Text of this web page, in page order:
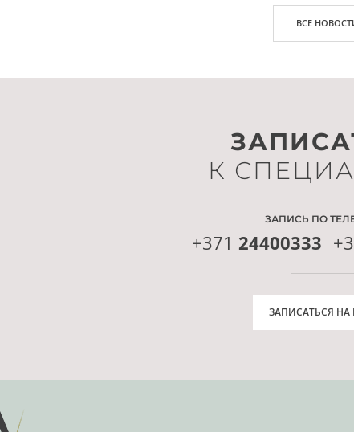
ВСЕ
К
ЗАПИСЬ ПО
+371 24400333
ЗАПИСАТЬСЯ НА